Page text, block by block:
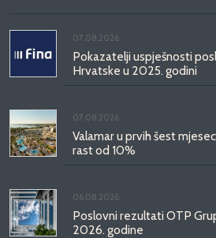
07.08.2026.
Pokazatelji uspješnosti
Hrvatske u 2025. godini
07.08.2026.
Valamar u prvih šest
rast od 10%
06.08.2026.
Poslovni rezultati OTP
2026. godine